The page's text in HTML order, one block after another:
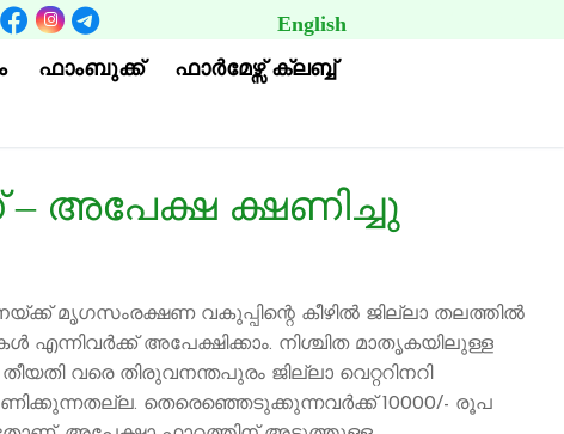
ഫാംബുക്ക് ഫാര്‍മേഴ്സ് ക്ലബ്ബ്
English
അപേക്ഷ ക്ഷണിച്ചു
മൃഗസംരക്ഷണ വകുപ്പിന്റെ കീഴിൽ ജില്ലാ തലത്തിൽ
അപേക്ഷിക്കാം. നിശ്ചിത മാതൃകയിലുള്ള
വരെ തിരുവനന്തപുരം ജില്ലാ വെറ്ററിനറി
തെരെഞ്ഞെടുക്കുന്നവർക്ക് 10000/- രൂപ